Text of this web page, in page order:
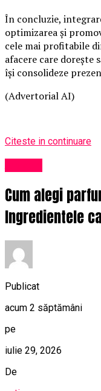
În concluzie,
optimizarea și
cele mai profitabile
afacere care dorește
își consolideze
(Advertorial AI)
Citeste in continuare
Cum alegi
Ingredientele
Publicat
acum 2 săptămâni
pe
iulie 29, 2026
De